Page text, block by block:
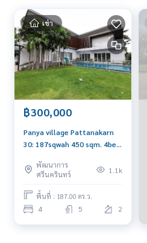
เช่า
฿300,000
Panya village Pattanakarn
30: 187sqwah 450 sqm. 4bed
0656199198
พัฒนาการ
ศรีนครินทร์
1.1k
พื้นที่ : 187.00 ตร.ว.
4 5 2